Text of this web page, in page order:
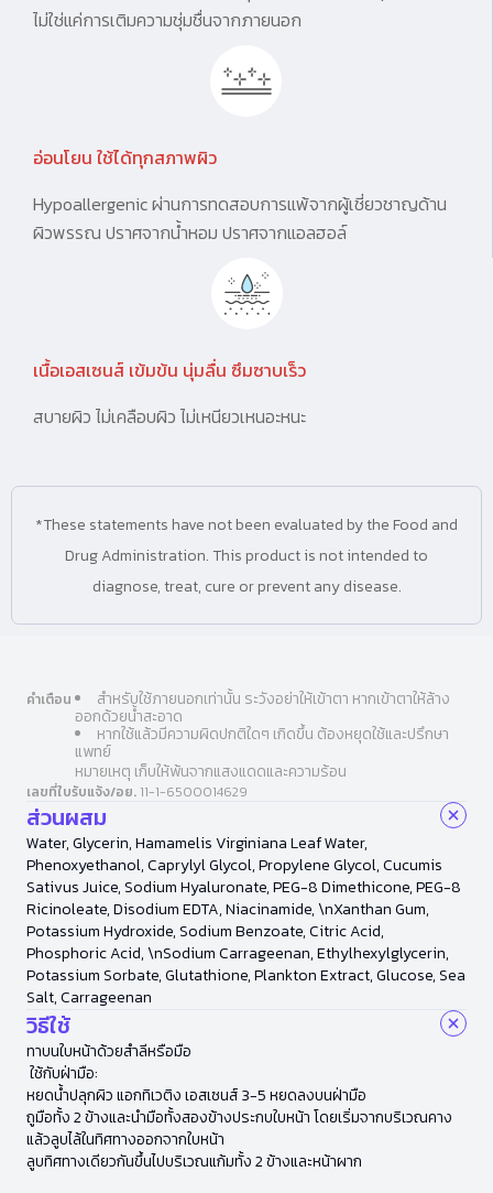
ไม่ใช่แค่การเติมความชุ่มชื่นจากภายนอก
อ่อนโยน ใช้ได้ทุกสภาพผิว
Hypoallergenic ผ่านการทดสอบการแพ้จากผู้เชี่ยวชาญด้าน
ผิวพรรณ ปราศจากน้ำหอม ปราศจากแอลฮอล์
เนื้อเอสเซนส์ เข้มข้น นุ่มลื่น ซึมซาบเร็ว
สบายผิว ไม่เคลือบผิว ไม่เหนียวเหนอะหนะ
*These statements have not been evaluated by the Food and
Drug Administration. This product is not intended to
diagnose, treat, cure or prevent any disease.
คำเตือน สำหรับใช้ภายนอกเท่านั้น ระวังอย่าให้เข้าตา หากเข้าตาให้ล้าง
ออกด้วยน้ำสะอาด
หากใช้แล้วมีความผิดปกติใดๆ เกิดขึ้น ต้องหยุดใช้และปรึกษา
แพทย์
หมายเหตุ เก็บให้พ้นจากแสงแดดและความร้อน
เลขที่ใบรับแจ้ง/อย. 11-1-6500014629
ส่วนผสม
Water, Glycerin, Hamamelis Virginiana Leaf Water,
Phenoxyethanol, Caprylyl Glycol, Propylene Glycol, Cucumis
Sativus Juice, Sodium Hyaluronate, PEG-8 Dimethicone, PEG-8
Ricinoleate, Disodium EDTA, Niacinamide, \nXanthan Gum,
Potassium Hydroxide, Sodium Benzoate, Citric Acid,
Phosphoric Acid, \nSodium Carrageenan, Ethylhexylglycerin,
Potassium Sorbate, Glutathione, Plankton Extract, Glucose, Sea
Salt, Carrageenan
วิธีใช้
ทาบนใบหน้าด้วยสำลีหรือมือ
ใช้กับฝ่ามือ:
หยดน้ำปลุกผิว แอกทิเวติง เอสเซนส์ 3-5 หยดลงบนฝ่ามือ
ถูมือทั้ง 2 ข้างและนำมือทั้งสองข้างประกบใบหน้า โดยเริ่มจากบริเวณคาง
แล้วลูบไล้ในทิศทางออกจากใบหน้า
ลูบทิศทางเดียวกันขึ้นไปบริเวณแก้มทั้ง 2 ข้างและหน้าผาก